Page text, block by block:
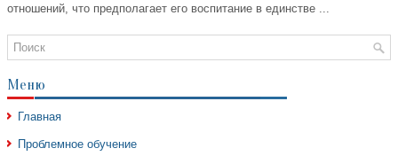
отношений, что предполагает его воспитание в единстве ...
Меню
Главная
Проблемное обучение